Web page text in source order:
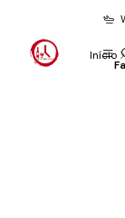
Início